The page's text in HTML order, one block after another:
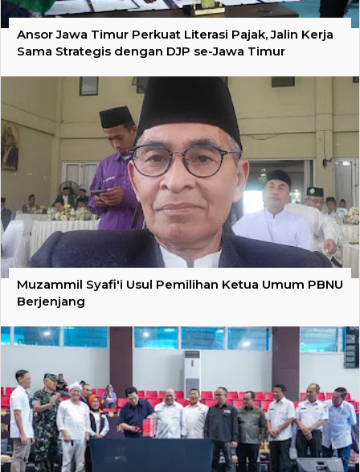
Ansor Jawa Timur Perkuat Literasi Pajak, Jalin Kerja
Sama Strategis dengan DJP se-Jawa Timur
Muzammil Syafi'i Usul Pemilihan Ketua Umum PBNU
Berjenjang